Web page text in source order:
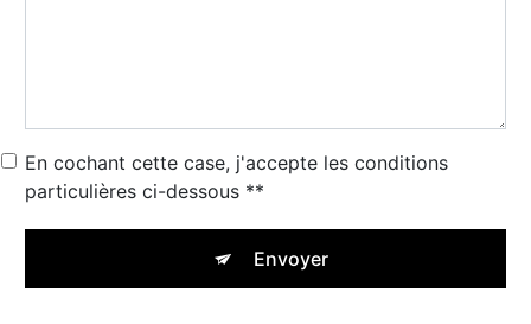
En cochant cette case, j'accepte les conditions
particulières ci-dessous **
Envoyer